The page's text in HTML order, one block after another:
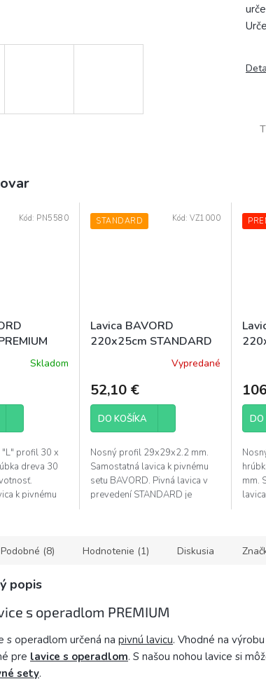
Skladom
profil 30 x
dreva 30
k pivnému
Kód: PN5580 STANDARD
Lavica BAVORD
220x25cm STANDARD
Vypredané
52,10 €
DO KOŠÍKA
Nosný profil 29x29x2.2 mm.
Samostatná lavica k pivnému
setu BAVORD. Pivná lavica v
prevedení STANDARD je
Kód: VZ1000
DO
mm.
Podobné (8) Hodnotenie (1) Diskusia
popis
s operadlom PREMIUM
s operadlom určená na pivnú lavicu. Vhodné na
pre lavice s operadlom. S našou nohou lavice si
sety.